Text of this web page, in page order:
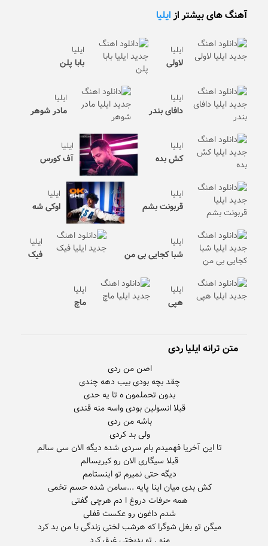
آهنگ های بیشتر ازایلیا
ایلیا
لاولی
ایلیا
بابا پلن
ایلیا
دافای بندر
ایلیا
مادر شوهر
ایلیا
کش بده
ایلیا
آف کورس
ایلیا
قربونت بشم
ایلیا
اوکی شه
ایلیا
شبا کجایی بی من
ایلیا
فیک
ایلیا
هپی
ایلیا
ماچ
متن ترانه ایلیا ردی